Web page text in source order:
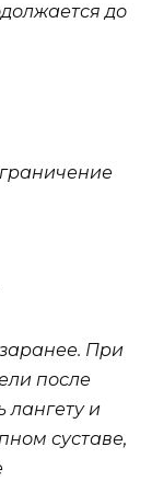
до
При
после
лангету и
суставе,